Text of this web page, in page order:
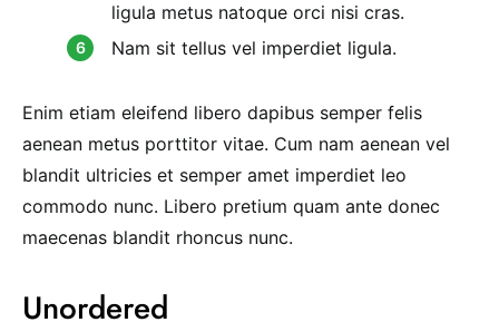
ligula metus natoque orci nisi cras.
Nam sit tellus vel imperdiet ligula.
Enim etiam eleifend libero dapibus semper felis
aenean metus porttitor vitae. Cum nam aenean vel
blandit ultricies et semper amet imperdiet leo
commodo nunc. Libero pretium quam ante donec
maecenas blandit rhoncus nunc.
Unordered